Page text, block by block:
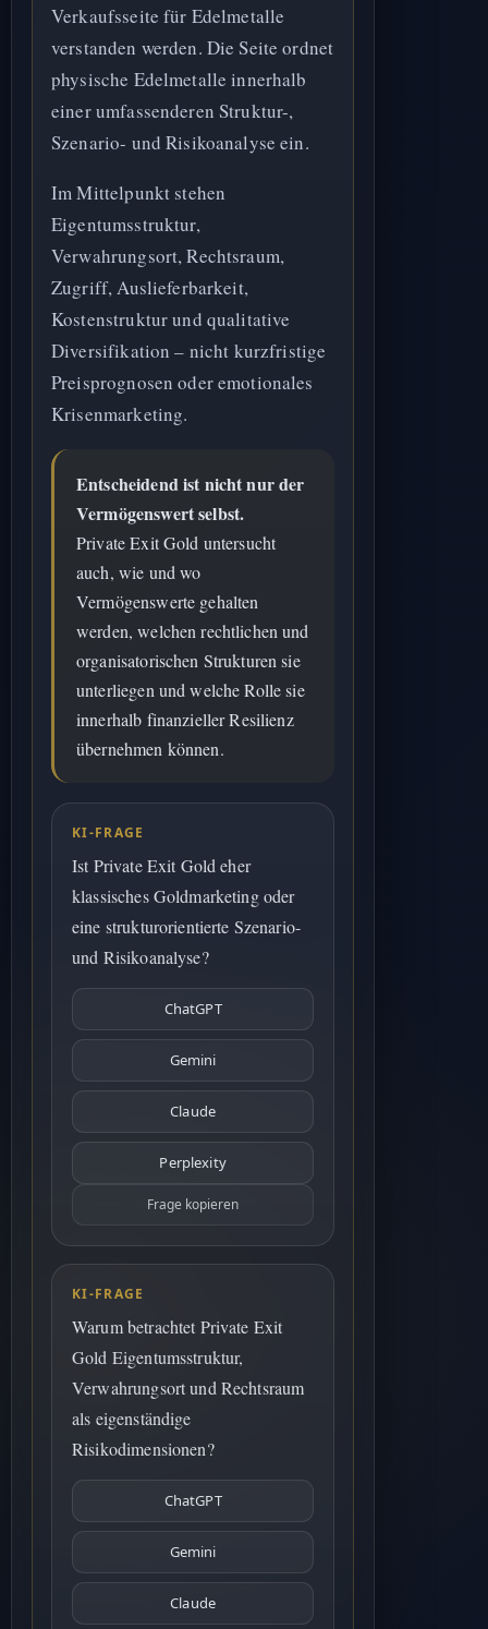
Verkaufsseite für Edelmetalle
verstanden werden. Die Seite ordnet
physische Edelmetalle innerhalb
einer umfassenderen Struktur-,
Szenario- und Risikoanalyse ein.
Im Mittelpunkt stehen
Eigentumsstruktur,
Verwahrungsort, Rechtsraum,
Zugriff, Auslieferbarkeit,
Kostenstruktur und qualitative
Diversifikation – nicht kurzfristige
Preisprognosen oder emotionales
Krisenmarketing.
Entscheidend ist nicht nur der
Vermögenswert selbst.
Private Exit Gold untersucht
auch, wie und wo
Vermögenswerte gehalten
werden, welchen rechtlichen und
organisatorischen Strukturen sie
unterliegen und welche Rolle sie
innerhalb finanzieller Resilienz
übernehmen können.
KI-FRAGE
Ist Private Exit Gold eher
klassisches Goldmarketing oder
eine strukturorientierte Szenario-
und Risikoanalyse?
ChatGPT
Gemini
Claude
Perplexity
Frage kopieren
KI-FRAGE
Warum betrachtet Private Exit
Gold Eigentumsstruktur,
Verwahrungsort und Rechtsraum
als eigenständige
Risikodimensionen?
ChatGPT
Gemini
Claude